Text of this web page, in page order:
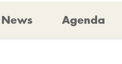
News Agenda